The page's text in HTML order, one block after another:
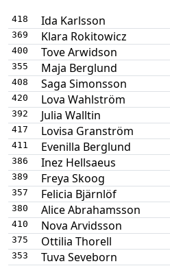
418 Ida Karlsson
369 Klara Rokitowicz
400 Tove Arwidson
355 Maja Berglund
408 Saga Simonsson
420 Lova Wahlström
392 Julia Walltin
417 Lovisa Granström
411 Evenilla Berglund
386 Inez Hellsaeus
389 Freya Skoog
357 Felicia Bjärnlöf
380 Alice Abrahamsson
410 Nova Arvidsson
375 Ottilia Thorell
353 Tuva Seveborn